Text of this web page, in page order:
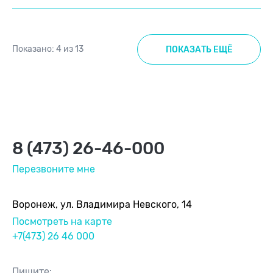
Показано: 4 из13 ПОКАЗАТЬ ЕЩЁ
8 (473) 26-46-000
Перезвоните мне
Воронеж, ул. Владимира Невского, 14
Посмотреть на карте
+7(473) 26 46 000